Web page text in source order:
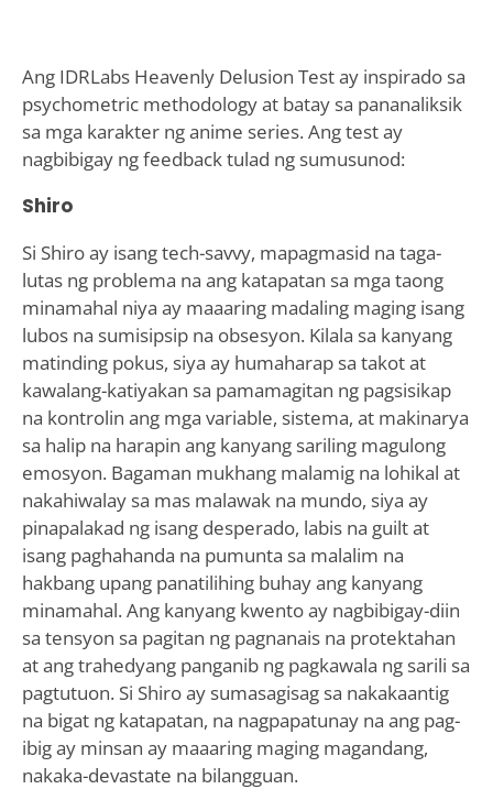
Ang IDRLabs Heavenly Delusion Test ay inspirado sa
psychometric methodology at batay sa pananaliksik
sa mga karakter ng anime series. Ang test ay
nagbibigay ng feedback tulad ng sumusunod:
Shiro
Si Shiro ay isang tech-savvy, mapagmasid na taga-
lutas ng problema na ang katapatan sa mga taong
minamahal niya ay maaaring madaling maging isang
lubos na sumisipsip na obsesyon. Kilala sa kanyang
matinding pokus, siya ay humaharap sa takot at
kawalang-katiyakan sa pamamagitan ng pagsisikap
na kontrolin ang mga variable, sistema, at makinarya
sa halip na harapin ang kanyang sariling magulong
emosyon. Bagaman mukhang malamig na lohikal at
nakahiwalay sa mas malawak na mundo, siya ay
pinapalakad ng isang desperado, labis na guilt at
isang paghahanda na pumunta sa malalim na
hakbang upang panatilihing buhay ang kanyang
minamahal. Ang kanyang kwento ay nagbibigay-diin
sa tensyon sa pagitan ng pagnanais na protektahan
at ang trahedyang panganib ng pagkawala ng sarili sa
pagtutuon. Si Shiro ay sumasagisag sa nakakaantig
na bigat ng katapatan, na nagpapatunay na ang pag-
ibig ay minsan ay maaaring maging magandang,
nakaka-devastate na bilangguan.